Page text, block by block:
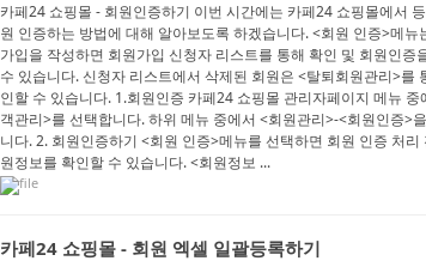
카페24 쇼핑몰 - 회원인증하기 이번 시간에는 카페24 쇼핑몰에서
원 인증하는 방법에 대해 알아보도록 하겠습니다. <회원 인증>메뉴
가입을 작성하면 회원가입 신청자 리스트를 통해 확인 및 회원인증
수 있습니다. 신청자 리스트에서 삭제된 회원은 <탈퇴회원관리>를
인할 수 있습니다. 1.회원인증 카페24 쇼핑몰 관리자페이지 메뉴 중
객관리>를 선택합니다. 하위 메뉴 중에서 <회원관리>-<회원인증>
니다. 2. 회원인증하기 <회원 인증>메뉴를 선택하면 회원 인증 처리
원정보를 확인할 수 있습니다. <회원정보 ...
카페24 쇼핑몰 - 회원 엑셀 일괄등록하기